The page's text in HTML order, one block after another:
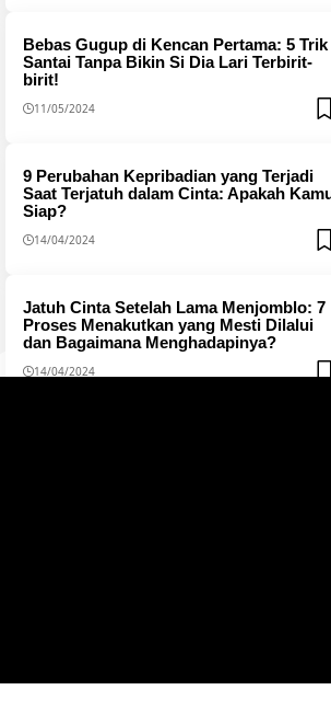
Bebas Gugup di Kencan Pertama: 5 Trik
Santai Tanpa Bikin Si Dia Lari Terbirit-
birit!
11/05/2024
9 Perubahan Kepribadian yang Terjadi
Saat Terjatuh dalam Cinta: Apakah
Siap?
14/04/2024
Jatuh Cinta Setelah Lama Menjomblo: 7
Proses Menakutkan yang Mesti Dilalui
dan Bagaimana Menghadapinya?
14/04/2024